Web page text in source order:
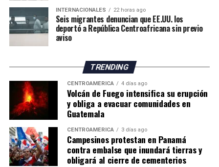
deberán adaptar sus métodos de trabajo y buscar nuevas
oportunidades para mantener la actividad frente al
cambio climático.
El impacto de la sequía pone de manifiesto los desafíos
que enfrenta la agricultura británica, tanto por la
reducción de los rendimientos como por los posibles
efectos sobre los precios y el suministro de productos
agrícolas en los próximos meses.
INTERNACIONALES 22 horas ago
Seis migrantes denuncian que EE.UU. los
deportó a República Centroafricana sin previo
aviso
TRENDING
CENTROAMÉRICA 4 días ago
Volcán de Fuego intensifica su erupción
y obliga a evacuar comunidades en
Guatemala
CENTROAMÉRICA 3 días ago
Campesinos protestan en Panamá
contra embalse que inundará tierras y
obligará al cierre de cementerios